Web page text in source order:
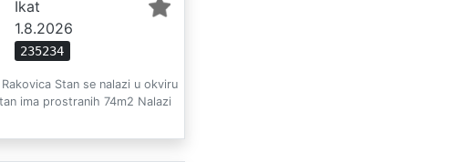
Ikat
1.8.2026
235234
Stan se nalazi u okviru
ima prostranih 74m2 Nalazi